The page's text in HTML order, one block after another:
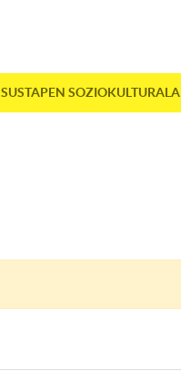
SUSTAPEN SOZIOKULTURALA